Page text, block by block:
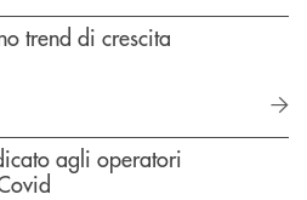
trend di crescita
agli operatori